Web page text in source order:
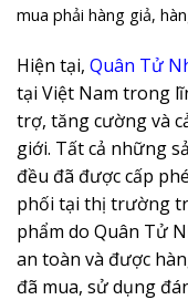
mua phải hàng giả,
Hiện tại, Quân Tử
tại Việt Nam trong
trợ, tăng cường và
giới. Tất cả những
đều đã được cấp
phối tại thị trường
phẩm do Quân Tử
an toàn và được
đã mua, sử dụng